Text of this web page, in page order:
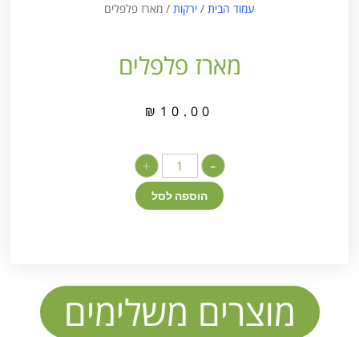
עמוד הבית / ירקות / מארז פלפלים
מארז פלפלים
₪ 10.00
-
+
הוספה לסל
מוצרים משלימים